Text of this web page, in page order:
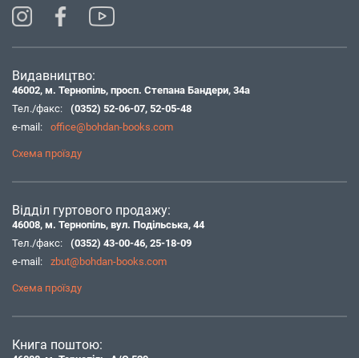
Видавництво:
46002, м. Тернопіль, просп. Степана Бандери, 34а
Тел./факс:
(0352) 52-06-07, 52-05-48
e-mail:
office@bohdan-books.com
Схема проїзду
Відділ гуртового продажу:
46008, м. Тернопіль, вул. Подільська, 44
Тел./факс:
(0352) 43-00-46, 25-18-09
e-mail:
zbut@bohdan-books.com
Схема проїзду
Книга поштою: